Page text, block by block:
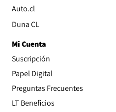
Auto.cl
Duna CL
Mi Cuenta
Suscripción
Papel Digital
Preguntas Frecuentes
LT Beneficios